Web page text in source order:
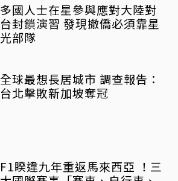
多國人士在星參與應對大陸對
台封鎖演習 發現撤僑必須靠星
光部隊
全球最想長居城市 調查報告：
台北擊敗新加坡奪冠
F1睽違九年重返馬來西亞 ！三